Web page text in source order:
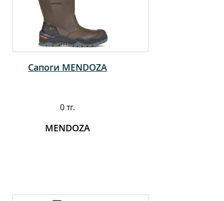
Сапоги MENDOZA
0 тг.
MENDOZA